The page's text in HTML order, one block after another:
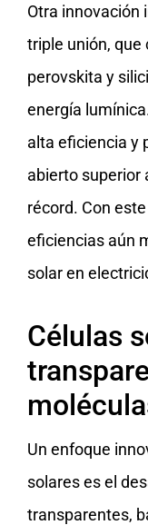
Otra innovación
triple unión, que
perovskita y
energía
alta eficiencia y
abierto superior
récord. Con
eficiencias aún
solar en
Células
Un enfoque
solares es el
transparentes,